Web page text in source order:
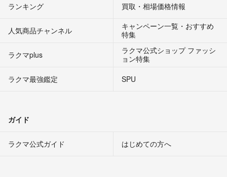
ランキング 買取・相場価格情報
人気商品チャンネル
キャンペーン一覧・おすすめ
特集
ラクマplus
ラクマ公式ショップ ファッシ
ョン特集
ラクマ最強鑑定
SPU
ガイド
ラクマ公式ガイド はじめての方へ